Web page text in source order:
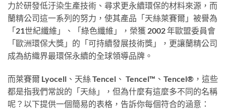
力於研發低汙染生產技術、尋求更永續環保的材料來源，而
蘭精公司這一系列的努力，使其產品「天絲萊賽爾」被譽為
「21世紀纖維」、「綠色纖維」，榮獲 2002 年歐盟委員會
「歐洲環保大獎」的「可持續發展技術獎」，更讓蘭精公司
成為紡織界最環保永續的全球領導品牌。
而萊賽爾 Lyocell、天絲 Tencel、 Tencel™、Tencel®，這些
都是指我們常說的「天絲」，但為什麼有這麼多不同的名稱
呢？以下提供一個簡易的表格，告訴你每個符合的涵意：